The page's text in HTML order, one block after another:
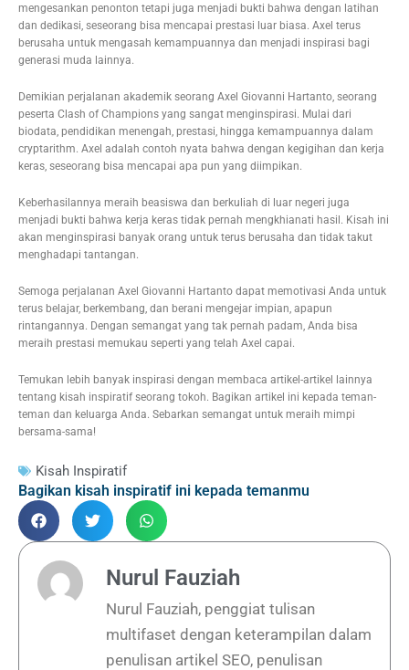
mengesankan penonton tetapi juga menjadi bukti bahwa dengan latihan
dan dedikasi, seseorang bisa mencapai prestasi luar biasa. Axel terus
berusaha untuk mengasah kemampuannya dan menjadi inspirasi bagi
generasi muda lainnya.
Demikian perjalanan akademik seorang Axel Giovanni Hartanto, seorang
peserta Clash of Champions yang sangat menginspirasi. Mulai dari
biodata, pendidikan menengah, prestasi, hingga kemampuannya dalam
cryptarithm. Axel adalah contoh nyata bahwa dengan kegigihan dan kerja
keras, seseorang bisa mencapai apa pun yang diimpikan.
Keberhasilannya meraih beasiswa dan berkuliah di luar negeri juga
menjadi bukti bahwa kerja keras tidak pernah mengkhianati hasil. Kisah ini
akan menginspirasi banyak orang untuk terus berusaha dan tidak takut
menghadapi tantangan.
Semoga perjalanan Axel Giovanni Hartanto dapat memotivasi Anda untuk
terus belajar, berkembang, dan berani mengejar impian, apapun
rintangannya. Dengan semangat yang tak pernah padam, Anda bisa
meraih prestasi memukau seperti yang telah Axel capai.
Temukan lebih banyak inspirasi dengan membaca artikel-artikel lainnya
tentang kisah inspiratif seorang tokoh. Bagikan artikel ini kepada teman-
teman dan keluarga Anda. Sebarkan semangat untuk meraih mimpi
bersama-sama!
Kisah Inspiratif
Bagikan kisah inspiratif ini kepada temanmu
Nurul Fauziah
Nurul Fauziah, penggiat tulisan
multifaset dengan keterampilan dalam
penulisan artikel SEO, penulisan